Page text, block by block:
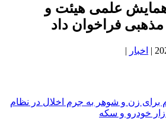
علمی هیئت و
مذهبی فراخوان داد
| اخبار |